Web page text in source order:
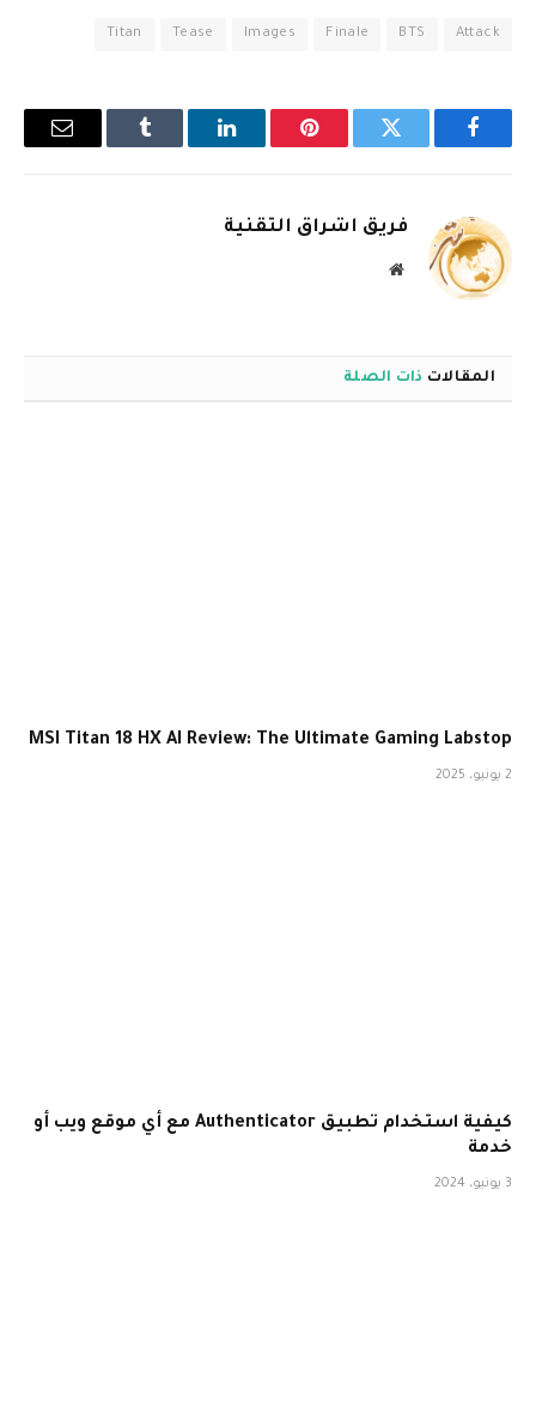
Attack
BTS
Finale
Images
Tease
Titan
فيسبوك تويتر بينتيريستلينكدإن Tumblr
البريد
فريق اشراق التقنية
موقع
المقالات ذات الصلة
MSI Titan 18 HX AI Review: The Ultimate Gaming Labstop
2 يونيو، 2025
كيفية استخدام تطبيق Authenticator مع أي موقع ويب أو
خدمة
3 يونيو، 2024